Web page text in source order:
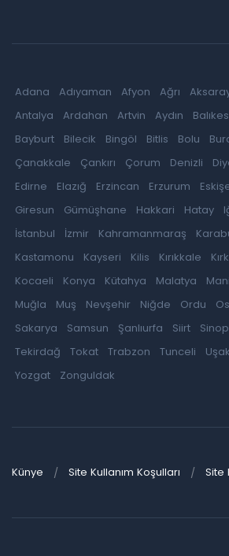
Adana Adıyaman Afyon Ağrı
Antalya
Ardahan Artvin Aydın
Bayburt
Bilecik Bingöl Bitlis Bolu
Çanakkale
Çankırı Çorum Denizli
Edirne
Elazığ Erzincan Erzurum
Giresun
Gümüşhane Hakkari Hatay
İstanbul
İzmir Kahramanmaraş
Kastamonu
Kayseri Kilis Kırıkkale
Kocaeli
Konya Kütahya Malatya
Muğla
Muş Nevşehir Niğde Ordu
Sakarya
Samsun Şanlıurfa Siirt Sinop
Tekirdağ
Tokat Trabzon Tunceli Uşak
Yozgat
Zonguldak
Künye Site Kullanım Koşulları Site